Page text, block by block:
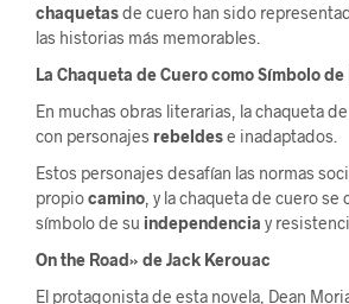
chaquetasde cuero han sido
las historias más memorables.
La Chaqueta de Cuero como Símbolo
En muchas obras literarias, la chaqueta
con personajes rebeldese inadaptados.
Estos personajes desafían las normas
propiocamino , y la chaqueta de cuero
símbolo de su independencia y
On the Road» de Jack Kerouac
El protagonista de esta novela, Dean